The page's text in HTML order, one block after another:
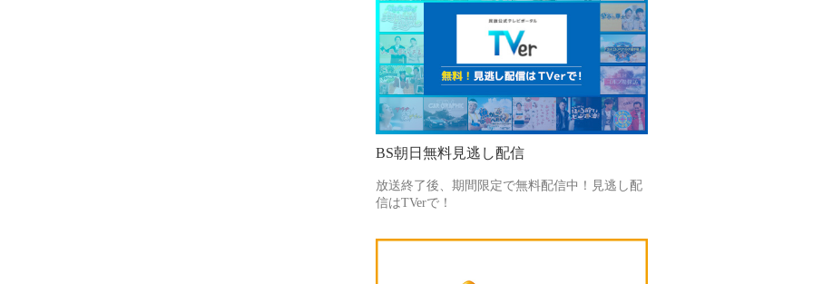
BS朝日無料見逃し配信
放送終了後、期間限定で無料配信中！見逃し配
信はTVerで！